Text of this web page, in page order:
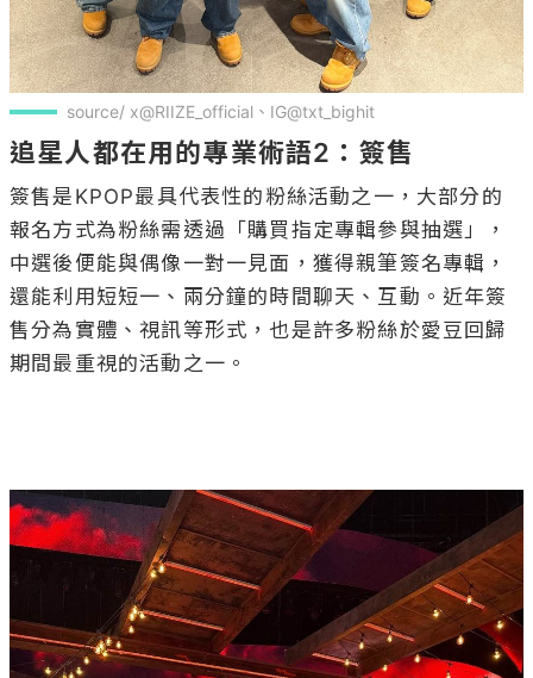
source/ x@RIIZE_official、IG@txt_bighit
追星人都在用的專業術語2：簽售
簽售是KPOP最具代表性的粉絲活動之一，大部分的
報名方式為粉絲需透過「購買指定專輯參與抽選」，
中選後便能與偶像一對一見面，獲得親筆簽名專輯，
還能利用短短一、兩分鐘的時間聊天、互動。近年簽
售分為實體、視訊等形式，也是許多粉絲於愛豆回歸
期間最重視的活動之一。